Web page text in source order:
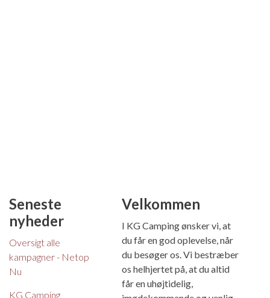
Seneste
nyheder
Oversigt alle
kampagner - Netop
Nu
KG Camping
Velkommen
I KG Camping ønsker vi, at
du får en god oplevelse, når
du besøger os. Vi bestræber
os helhjertet på, at du altid
får en uhøjtidelig,